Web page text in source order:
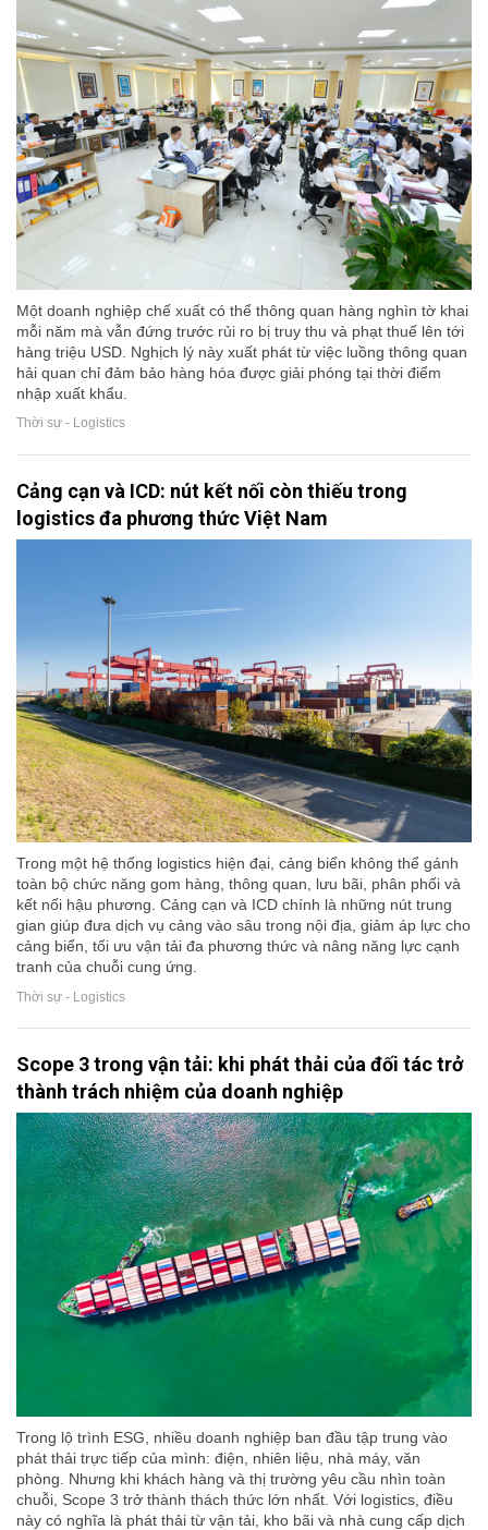
Một doanh nghiệp chế xuất có thể thông quan hàng nghìn tờ khai
mỗi năm mà vẫn đứng trước rủi ro bị truy thu và phạt thuế lên tới
hàng triệu USD. Nghịch lý này xuất phát từ việc luồng thông quan
hải quan chỉ đảm bảo hàng hóa được giải phóng tại thời điểm
nhập xuất khẩu.
Thời sự - Logistics
Cảng cạn và ICD: nút kết nối còn thiếu trong
logistics đa phương thức Việt Nam
Trong một hệ thống logistics hiện đại, cảng biển không thể gánh
toàn bộ chức năng gom hàng, thông quan, lưu bãi, phân phối và
kết nối hậu phương. Cảng cạn và ICD chính là những nút trung
gian giúp đưa dịch vụ cảng vào sâu trong nội địa, giảm áp lực cho
cảng biển, tối ưu vận tải đa phương thức và nâng năng lực cạnh
tranh của chuỗi cung ứng.
Thời sự - Logistics
Scope 3 trong vận tải: khi phát thải của đối tác trở
thành trách nhiệm của doanh nghiệp
Trong lộ trình ESG, nhiều doanh nghiệp ban đầu tập trung vào
phát thải trực tiếp của mình: điện, nhiên liệu, nhà máy, văn
phòng. Nhưng khi khách hàng và thị trường yêu cầu nhìn toàn
chuỗi, Scope 3 trở thành thách thức lớn nhất. Với logistics, điều
này có nghĩa là phát thải từ vận tải, kho bãi và nhà cung cấp dịch